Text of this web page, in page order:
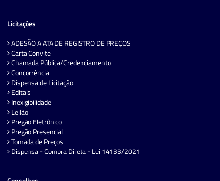
Licitações
ADESÃO A ATA DE REGISTRO DE PREÇOS
Carta Convite
Chamada Pública/Credenciamento
Concorrência
Dispensa de Licitação
Editais
Inexigibilidade
Leilão
Pregão Eletrônico
Pregão Presencial
Tomada de Preços
Dispensa - Compra Direta - Lei 14133/2021